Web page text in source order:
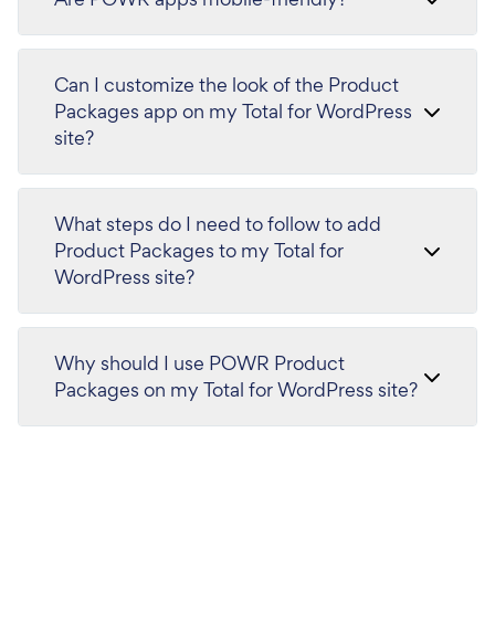
Can I customize the look of the Product
Packages app on my Total for WordPress
site?
What steps do I need to follow to add
Product Packages to my Total for
WordPress site?
Why should I use POWR Product
Packages on my Total for WordPress site?